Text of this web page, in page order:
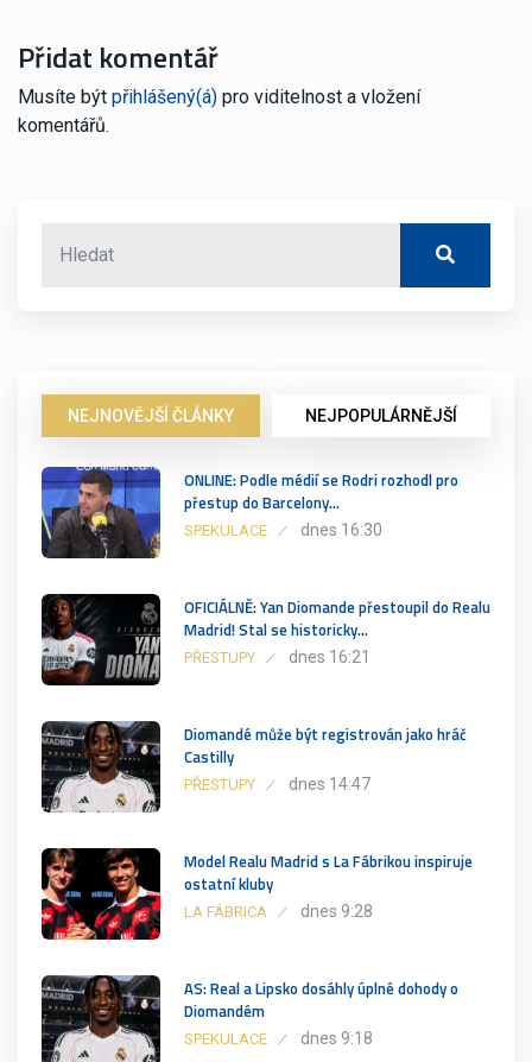
Přidat komentář
Musíte být přihlášený(á) pro viditelnost a vložení
komentářů.
NEJNOVĚJŠÍ ČLÁNKY NEJPOPULÁRNĚJŠÍ
ONLINE: Podle médií se Rodri rozhodl pro
přestup do Barcelony…
SPEKULACE dnes 16:30
OFICIÁLNĚ: Yan Diomande přestoupil do Realu
Madrid! Stal se historicky…
PŘESTUPY dnes 16:21
Diomandé může být registrován jako hráč
Castilly
PŘESTUPY dnes 14:47
Model Realu Madrid s La Fábrikou inspiruje
ostatní kluby
LA FÁBRICA dnes 9:28
AS: Real a Lipsko dosáhly úplné dohody o
Diomandém
SPEKULACE dnes 9:18